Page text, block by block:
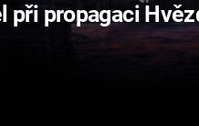
při propagaci